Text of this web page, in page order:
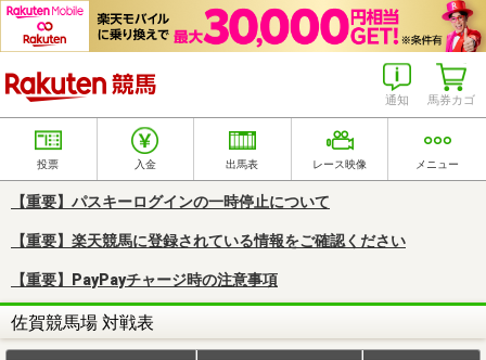
馬券カゴ
通知
投票 入金 出馬表 レース映像 メニュー
【重要】パスキーログインの一時停止について
【重要】楽天競馬に登録されている情報をご確認ください
【重要】PayPayチャージ時の注意事項
佐賀競馬場 対戦表